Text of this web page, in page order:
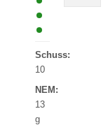
Schuss:
10
NEM:
13
g